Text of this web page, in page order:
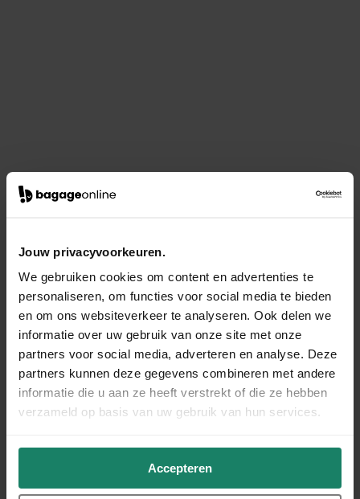
Jouw privacyvoorkeuren.
We gebruiken cookies om content en advertenties te
personaliseren, om functies voor social media te bieden
en om ons websiteverkeer te analyseren. Ook delen we
informatie over uw gebruik van onze site met onze
partners voor social media, adverteren en analyse. Deze
partners kunnen deze gegevens combineren met andere
informatie die u aan ze heeft verstrekt of die ze hebben
verzameld op basis van uw gebruik van hun services.
Accepteren